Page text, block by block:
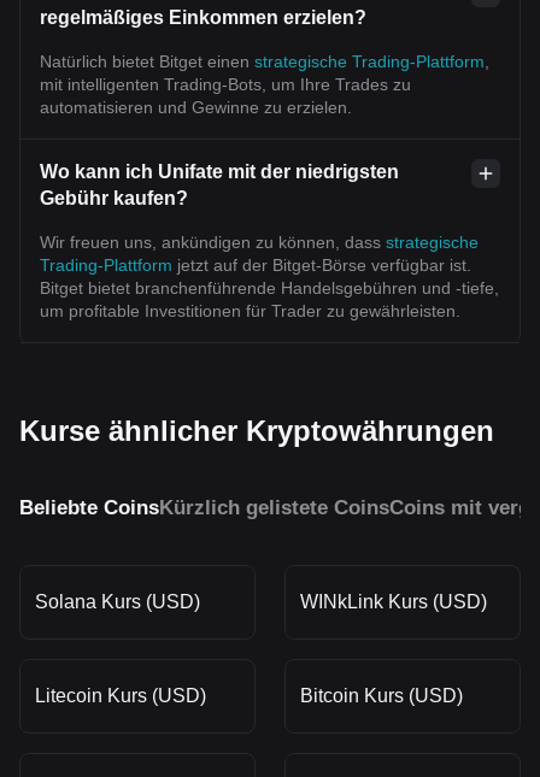
regelmäßiges Einkommen erzielen?
Natürlich bietet Bitget einen strategische Trading-Plattform
mit intelligenten Trading-Bots, um Ihre Trades zu
automatisieren und Gewinne zu erzielen.
Wo kann ich Unifate mit der niedrigsten
Gebühr kaufen?
Wir freuen uns, ankündigen zu können, dass strategische
Trading-Plattform jetzt auf der Bitget-Börse verfügbar ist.
Bitget bietet branchenführende Handelsgebühren und -tiefe,
um profitable Investitionen für Trader zu gewährleisten.
Kurse ähnlicher Kryptowährungen
Beliebte CoinsKürzlich gelistete CoinsCoins mit
Solana Kurs (USD) WINkLink Kurs (USD)
Litecoin Kurs (USD) Bitcoin Kurs (USD)